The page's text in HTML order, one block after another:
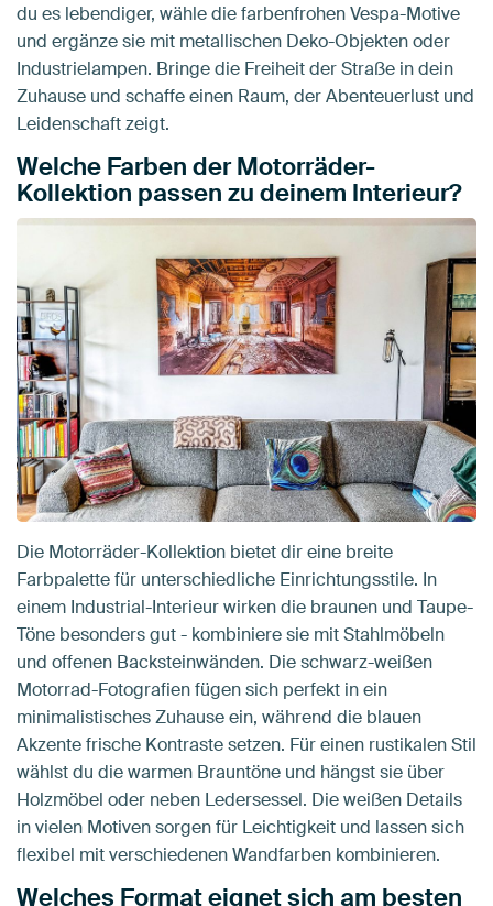
du es lebendiger, wähle die farbenfrohen Vespa-Motive
und ergänze sie mit metallischen Deko-Objekten oder
Industrielampen. Bringe die Freiheit der Straße in dein
Zuhause und schaffe einen Raum, der Abenteuerlust und
Leidenschaft zeigt.
Welche Farben der Motorräder-
Kollektion passen zu deinem Interieur?
Die Motorräder-Kollektion bietet dir eine breite
Farbpalette für unterschiedliche Einrichtungsstile. In
einem Industrial-Interieur wirken die braunen und Taupe-
Töne besonders gut - kombiniere sie mit Stahlmöbeln
und offenen Backsteinwänden. Die schwarz-weißen
Motorrad-Fotografien fügen sich perfekt in ein
minimalistisches Zuhause ein, während die blauen
Akzente frische Kontraste setzen. Für einen rustikalen Stil
wählst du die warmen Brauntöne und hängst sie über
Holzmöbel oder neben Ledersessel. Die weißen Details
in vielen Motiven sorgen für Leichtigkeit und lassen sich
flexibel mit verschiedenen Wandfarben kombinieren.
Welches Format eignet sich am besten